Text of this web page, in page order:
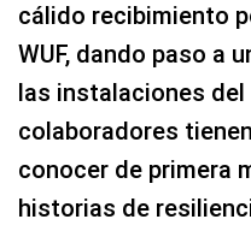
cálido recibimiento
WUF, dando paso a
las instalaciones
colaboradores
conocer de primera
historias de